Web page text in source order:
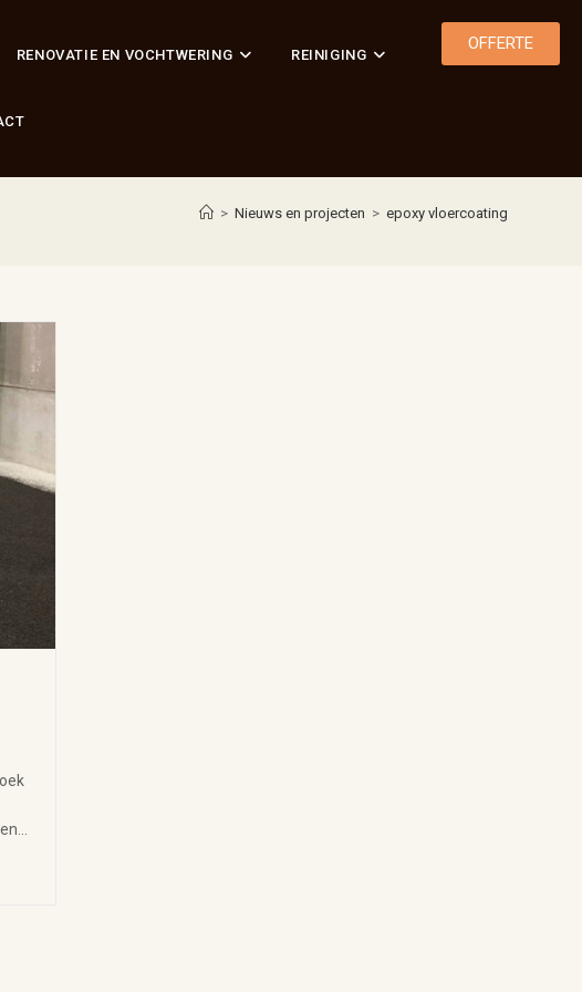
RENOVATIE EN VOCHTWERING REINIGING
OFFERTE
> Nieuws en projecten > epoxy vloercoating